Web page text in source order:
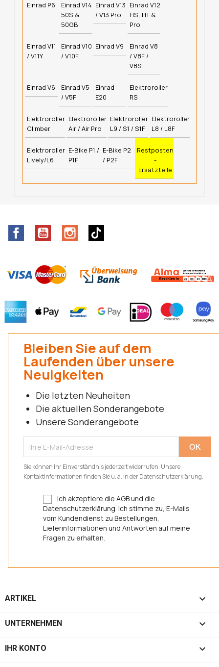
Einrad P6
Einrad V14
50S &
50GB
Einrad V13
/ V13 Pro
Einrad V12
HS, HT &
Pro
Einrad V11
/ V11Y
Einrad V10
/ V10F
Einrad V9
Einrad V8
/ V8F /
V8S
Einrad V6
Einrad V5
/ V5F
Einrad
E20
Elektroroller
RS
Elektroroller
Climber
Elektroroller
Air / Air Pro
Elektroroller
L9 / S1 / S1F
Elektroroller
L8 / L8F
Elektroroller
Lively/L6
E-Bike P1 /
P1F
E-Bike P2
/ P2F
Restposten
-
Ersatzteile
FacebookYouTube Instagram
Bleiben Sie auf dem
Laufenden über unsere
Neuigkeiten
Die letzten Neuheiten
Die aktuellen Sonderangebote
Unsere Sonderangebote
Sie können Ihr Einverständnis jederzeit widerrufen. Unsere
Kontaktinformationen finden Sie u. a. in der Datenschutzerklärung.
Ich akzeptiere die AGB und die
Datenschutzerklärung. Ich stimme zu, E-Mails
vom Kundendienst zu Bestellungen,
Lieferinformationen und Antworten auf meine
Fragen zu erhalten.
ARTIKEL 
UNTERNEHMEN 
IHR KONTO 